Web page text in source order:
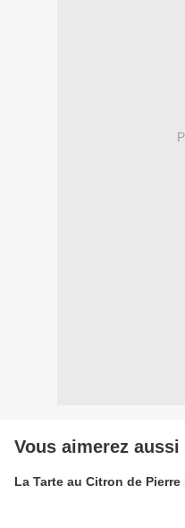
Vous aimerez aussi
La Tarte au Citron de Pierre